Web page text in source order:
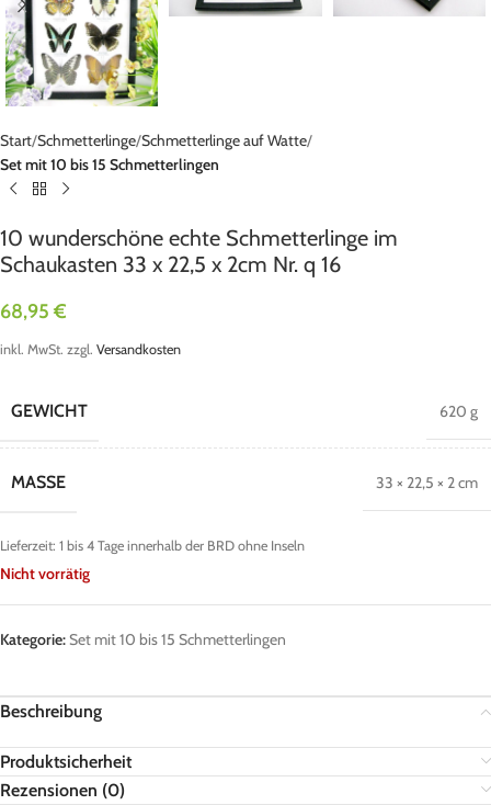
Start Schmetterlinge Schmetterlinge auf Watte
Set mit 10 bis 15 Schmetterlingen
10 wunderschöne echte Schmetterlinge im
Schaukasten 33 x 22,5 x 2cm Nr. q 16
68,95€
inkl. MwSt. zzgl. Versandkosten
GEWICHT 620 g
MASSE 33 × 22,5 × 2 cm
Lieferzeit: 1 bis 4 Tage innerhalb der BRD ohne Inseln
Nicht vorrätig
Kategorie:Set mit 10 bis 15 Schmetterlingen
Beschreibung
Produktsicherheit
Rezensionen (0)